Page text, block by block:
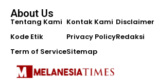
About Us
Tentang Kami
Kode Etik
Term of Service
Kontak Kami
Privacy Policy
Sitemap
Disclaimer
Redaksi